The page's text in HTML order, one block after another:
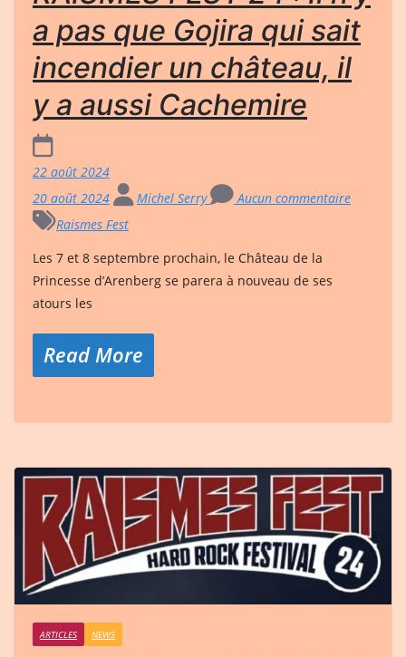
a pas que Gojira qui sait
incendier un château, il
y a aussi Cachemire
22 août 2024
20 août 2024
Michel Serry
Aucun commentaire
Raismes Fest
Les 7 et 8 septembre prochain, le Château de la
Princesse d’Arenberg se parera à nouveau de ses
atours les
Read More
ARTICLES NEWS